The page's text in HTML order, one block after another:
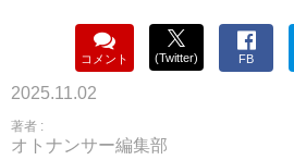
コメント (Twitter) FB
2025.11.02
著者 :
オトナンサー編集部